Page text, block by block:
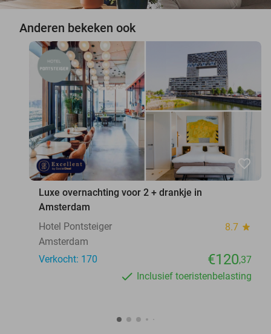
Anderen bekeken ook
favorite_border
Luxe overnachting voor 2 + drankje in
Amsterdam
Hotel Pontsteiger
8.7 star
Amsterdam
Verkocht: 170
€120,37
Inclusief toeristenbelasting